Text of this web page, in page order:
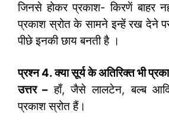
जिनसे होकर प्रकाश- किरणें बाहर
प्रकाश स्रोत के सामने इन्हें रख देने
पीछे इनकी छाय बनती है ।
प्रश्न4.क्या सूर्य के अतिरिक्त भी
उत्तर –हाँ, जैसे लालटेन, बल्ब
प्रकाश स्रोत हैं।